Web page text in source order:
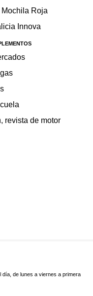
Mochila Roja
Innova
revista de motor
de lunes a viernes a primera